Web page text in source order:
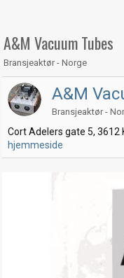
A&M Vacuum Tubes
Bransjeaktør - Norge
A&M
Bransjeaktør -
Cort Adelers gate 5, 3612
hjemmeside